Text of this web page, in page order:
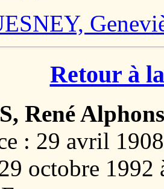
Retour à
René
: 29 avril
octobre